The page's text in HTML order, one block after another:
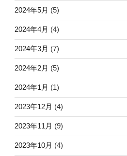
2024年5月 (5)
2024年4月 (4)
2024年3月 (7)
2024年2月 (5)
2024年1月 (1)
2023年12月 (4)
2023年11月 (9)
2023年10月 (4)